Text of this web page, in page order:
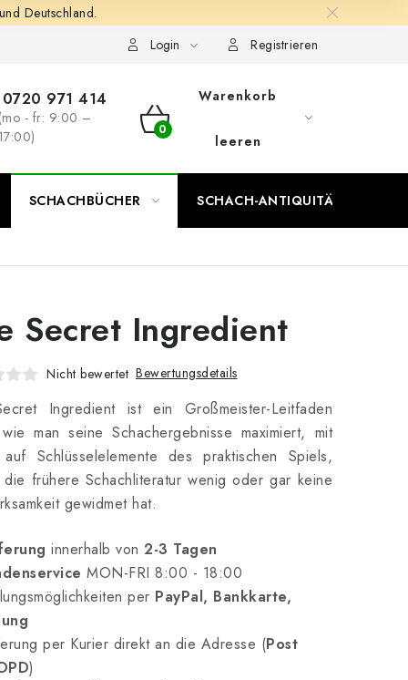
Deutschland.
Login
Registrieren
971 414
- fr: 9:00 –
WARENKORB
Warenkorb
leeren
SCHACHBÜCHER SCHACH-ANTIQUITÄTENLADEN
Secret Ingredient
Nicht bewertet Bewertungsdetails
Ingredient ist ein Großmeister-Leitfaden
man seine Schachergebnisse maximiert, mit
auf Schlüsselelemente des praktischen Spiels,
frühere Schachliteratur wenig oder gar keine
gewidmet hat.
innerhalb von 2-3 Tagen
MON-FRI 8:00 - 18:00
per PayPal, Bankkarte,
per Kurier direkt an die Adresse (Post
)